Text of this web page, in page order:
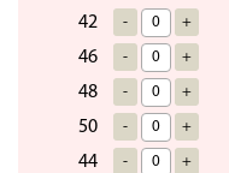
42 - +
46 - +
48 - +
50 - +
44 - +